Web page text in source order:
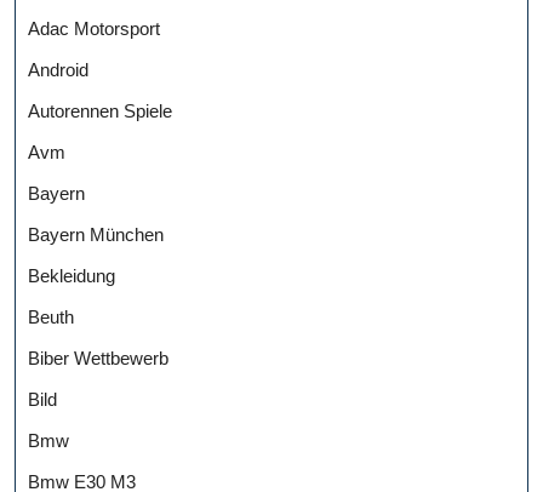
Adac Motorsport
Android
Autorennen Spiele
Avm
Bayern
Bayern München
Bekleidung
Beuth
Biber Wettbewerb
Bild
Bmw
Bmw E30 M3